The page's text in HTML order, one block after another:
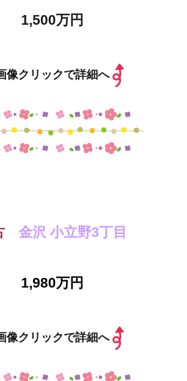
1,500万円
像クリックで詳細へ
金沢 小立野3丁目
1,980万円
像クリックで詳細へ